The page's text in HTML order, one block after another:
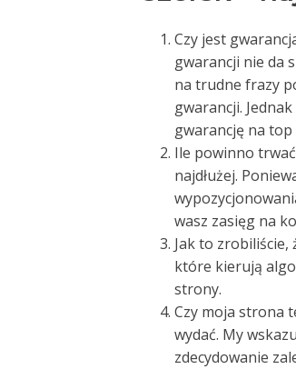
Czy jest
gwarancji nie da
na trudne frazy
gwarancji.
gwarancję na top
Ile powinno
najdłużej.
wasz zasięg na
Jak to
które kierują
strony.
Czy moja strona
wydać. My
zdecydowanie